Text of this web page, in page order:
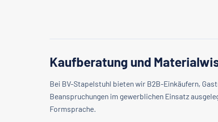
Kaufberatung und
Bei BV-Stapelstuhl bieten wir B2B-Einkäufern,
Beanspruchungen im gewerblichen Einsatz
Formsprache.